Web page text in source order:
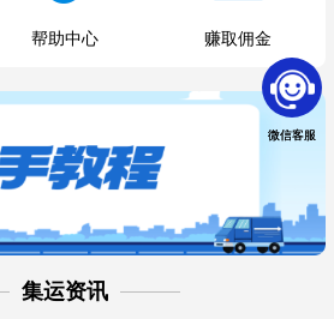
帮助中心 赚取佣金
集运资讯
微信客服